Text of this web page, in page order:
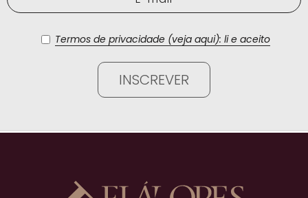
Termos de privacidade (veja aqui): li e aceito